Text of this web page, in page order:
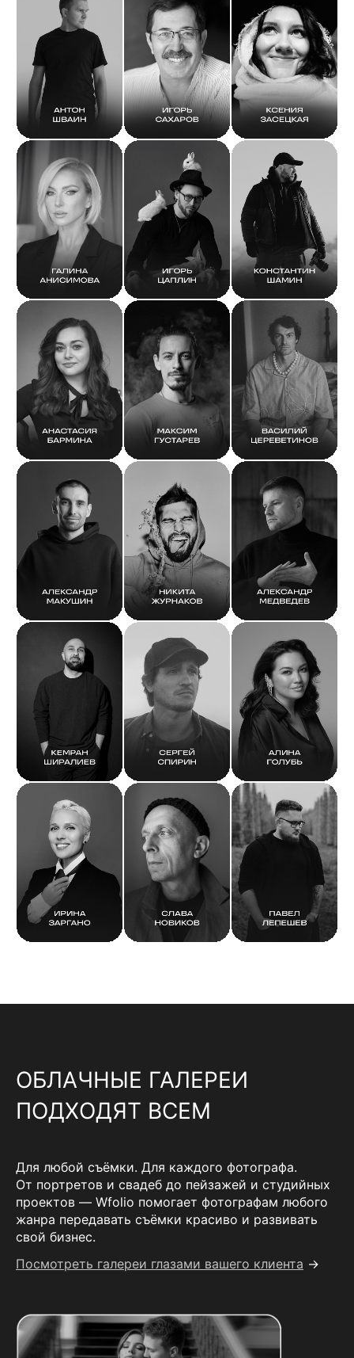
ОБЛАЧНЫЕ ГАЛЕРЕИ
ПОДХОДЯТ ВСЕМ
Для любой съёмки. Для каждого фотографа.
От портретов и свадеб до пейзажей и студийных
проектов — Wfolio помогает фотографам любого
жанра передавать съёмки красиво и развивать
свой бизнес.
Посмотреть галереи глазами вашего клиента →